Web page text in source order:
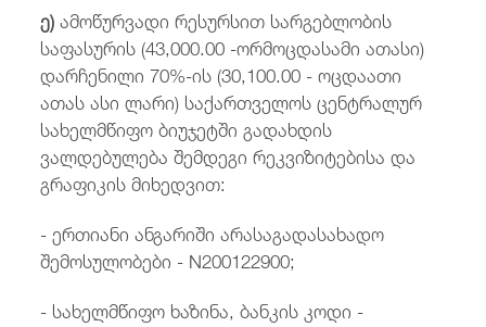
ე)ამოწურვადი რესურსით სარგებლობის
საფასურის (43,000.00 -ორმოცდასამი ათასი)
დარჩენილი 70%-ის (30,100.00 - ოცდაათი
ათას ასი ლარი) საქართველოს ცენტრალურ
სახელმწიფო ბიუჯეტში გადახდის
ვალდებულება შემდეგი რეკვიზიტებისა და
გრაფიკის მიხედვით:
- ერთიანი ანგარიში არასაგადასახადო
შემოსულობები - N200122900;
- სახელმწიფო ხაზინა, ბანკის კოდი -